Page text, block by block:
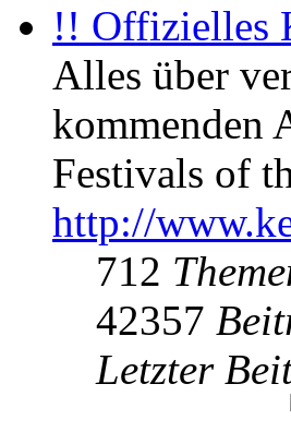
!! Offizielles
Alles über
kommenden
Festivals of
http://
712
42357
Letzter